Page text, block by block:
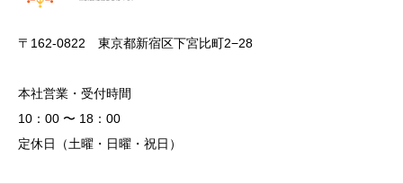
〒162-0822 東京都新宿区下宮比町2−28
本社営業・受付時間
10：00 〜 18：00
定休日（土曜・日曜・祝日）